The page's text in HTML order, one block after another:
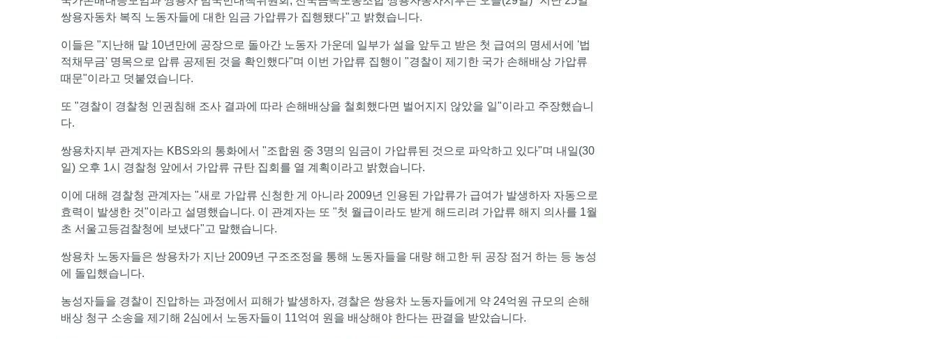
쌍용자동차 복직 노동자들에 대한 임금 가압류가 집행됐다"고 밝혔습니다.
이들은 "지난해 말 10년만에 공장으로 돌아간 노동자 가운데 일부가 설을 앞두고 받은 첫 급여의 명세서에 '법
적채무금' 명목으로 압류 공제된 것을 확인했다"며 이번 가압류 집행이 "경찰이 제기한 국가 손해배상 가압류
때문"이라고 덧붙였습니다.
또 "경찰이 경찰청 인권침해 조사 결과에 따라 손해배상을 철회했다면 벌어지지 않았을 일"이라고 주장했습니
다.
쌍용차지부 관계자는 KBS와의 통화에서 "조합원 중 3명의 임금이 가압류된 것으로 파악하고 있다"며 내일(30
일) 오후 1시 경찰청 앞에서 가압류 규탄 집회를 열 계획이라고 밝혔습니다.
이에 대해 경찰청 관계자는 "새로 가압류 신청한 게 아니라 2009년 인용된 가압류가 급여가 발생하자 자동으로
효력이 발생한 것"이라고 설명했습니다. 이 관계자는 또 "첫 월급이라도 받게 해드리려 가압류 해지 의사를 1월
초 서울고등검찰청에 보냈다"고 말했습니다.
쌍용차 노동자들은 쌍용차가 지난 2009년 구조조정을 통해 노동자들을 대량 해고한 뒤 공장 점거 하는 등 농성
에 돌입했습니다.
농성자들을 경찰이 진압하는 과정에서 피해가 발생하자, 경찰은 쌍용차 노동자들에게 약 24억원 규모의 손해
배상 청구 소송을 제기해 2심에서 노동자들이 11억여 원을 배상해야 한다는 판결을 받았습니다.